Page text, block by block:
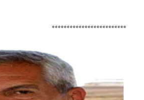
*************************